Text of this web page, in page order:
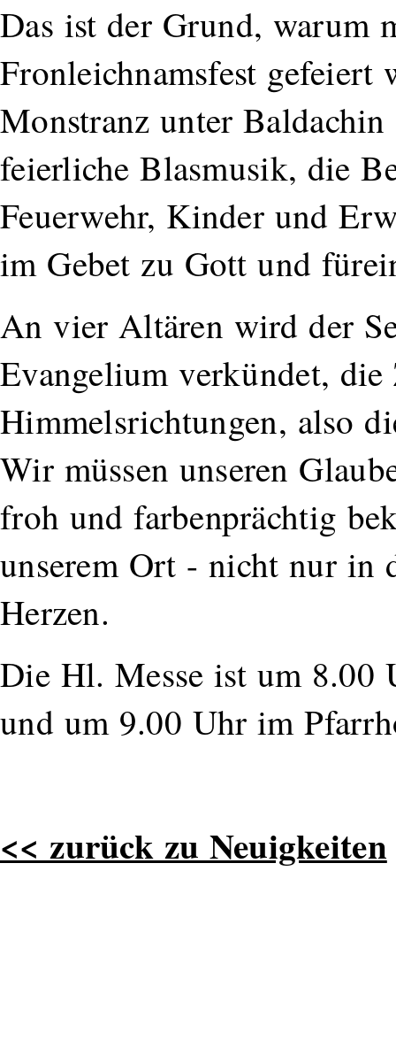
Das ist der Grund, warum
Fronleichnamsfest
Monstranz unter
feierliche Blasmusik, die
Feuerwehr, Kinder und
im Gebet zu Gott und
An vier Altären wird der
Evangelium verkündet,
Himmelsrichtungen, also
Wir müssen unseren
froh und farbenprächtig
unserem Ort - nicht nur in
Herzen.
Die Hl. Messe ist um 8.00
und um 9.00 Uhr im
<< zurück zu Neuigkeiten